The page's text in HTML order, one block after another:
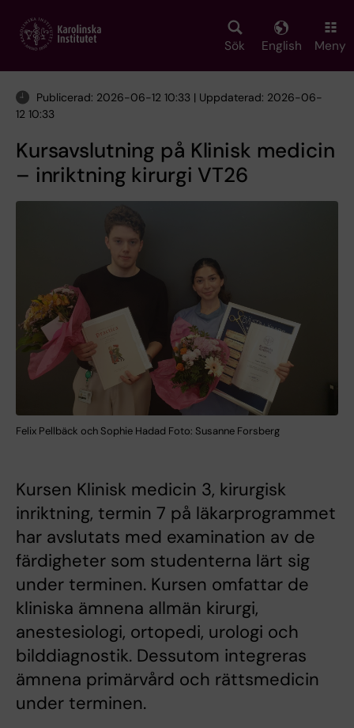
main
Sök English Meny
Publicerad: 2026-06-12 10:33 | Uppdaterad: 2026-06-
12 10:33
Kursavslutning på Klinisk medicin
– inriktning kirurgi VT26
Felix Pellbäck och Sophie Hadad Foto: Susanne Forsberg
Kursen Klinisk medicin 3, kirurgisk
inriktning, termin 7 på läkarprogrammet
har avslutats med examination av de
färdigheter som studenterna lärt sig
under terminen. Kursen omfattar de
kliniska ämnena allmän kirurgi,
anestesiologi, ortopedi, urologi och
bilddiagnostik. Dessutom integreras
ämnena primärvård och rättsmedicin
under terminen.